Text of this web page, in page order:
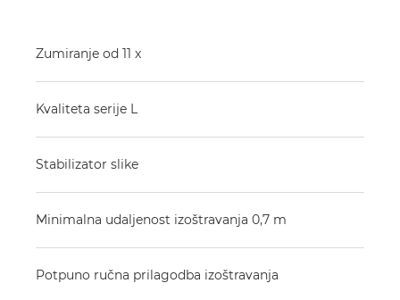
Zumiranje od 11 x
Kvaliteta serije L
Stabilizator slike
Minimalna udaljenost izoštravanja 0,7 m
Potpuno ručna prilagodba izoštravanja